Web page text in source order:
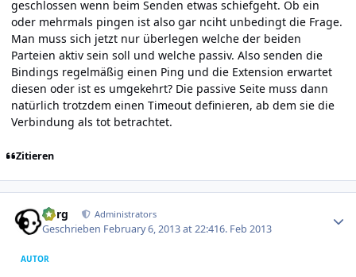
geschlossen wenn beim Senden etwas schiefgeht. Ob ein
oder mehrmals pingen ist also gar nciht unbedingt die Frage.
Man muss sich jetzt nur überlegen welche der beiden
Parteien aktiv sein soll und welche passiv. Also senden die
Bindings regelmäßig einen Ping und die Extension erwartet
diesen oder ist es umgekehrt? Die passive Seite muss dann
natürlich trotzdem einen Timeout definieren, ab dem sie die
Verbindung als tot betrachtet.
Zitieren
borg Administrators
Geschrieben February 6, 2013 at 22:416. Feb 2013
AUTOR